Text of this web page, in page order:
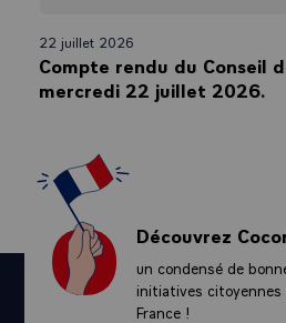
22 juillet 2026
Compte rendu du Conseil
mercredi 22 juillet 2026.
Découvrez
un condensé de
initiatives
France !